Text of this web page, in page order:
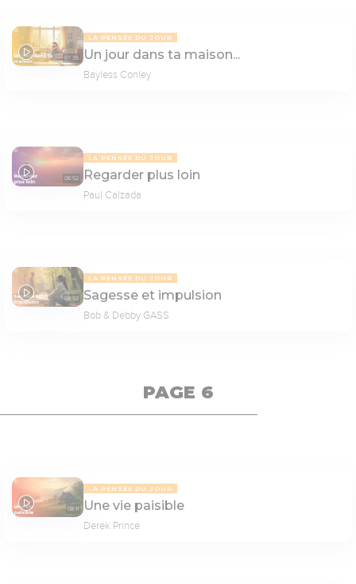
07:35
LA PENSÉE DU JOUR
Un jour dans ta maison...
Bayless Conley
08:52
LA PENSÉE DU JOUR
Regarder plus loin
Paul Calzada
08:53
LA PENSÉE DU JOUR
Sagesse et impulsion
Bob & Debby GASS
PAGE 6
08:11
LA PENSÉE DU JOUR
Une vie paisible
Derek Prince